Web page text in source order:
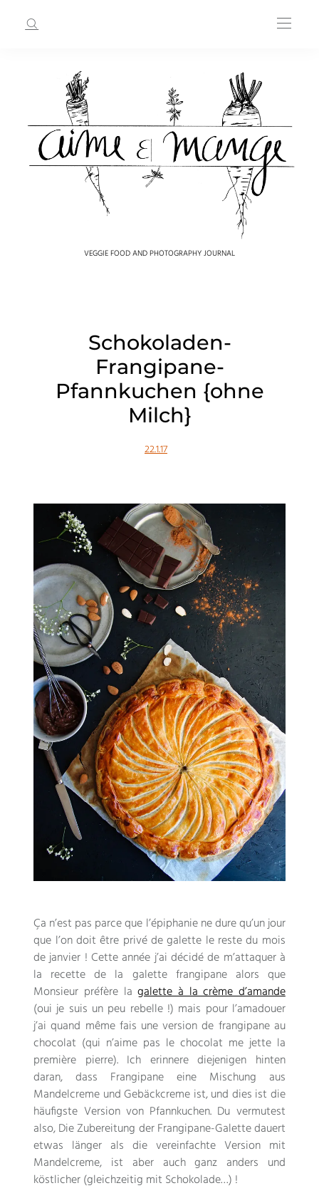
VEGGIE FOOD AND PHOTOGRAPHY JOURNAL
Schokoladen-
Frangipane-
Pfannkuchen {ohne
Milch}
22.1.17
Ça n’est pas parce que l’épiphanie ne dure qu’un jour
que l’on doit être privé de galette le reste du mois
de janvier !Cette année j’ai décidé de m’attaquer à
la recette de la galette frangipane alors que
Monsieur préfère la galette à la crème d’amande
(oui je suis un peu rebelle!) mais pour l’amadouer
j’ai quand même fais une version de frangipane au
chocolat (qui n’aime pas le chocolat me jette la
première pierre). Ich erinnere diejenigen hinten
daran, dass Frangipane eine Mischung aus
Mandelcreme und Gebäckcreme ist, und dies ist die
häufigste Version von Pfannkuchen. Du vermutest
also, Die Zubereitung der Frangipane-Galette dauert
etwas länger als die vereinfachte Version mit
Mandelcreme, ist aber auch ganz anders und
köstlicher (gleichzeitig mit Schokolade…) !